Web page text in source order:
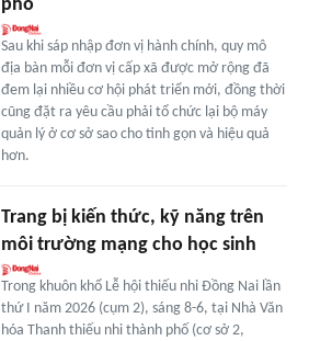
phố
Sau khi sáp nhập đơn vị hành chính, quy mô
địa bàn mỗi đơn vị cấp xã được mở rộng đã
đem lại nhiều cơ hội phát triển mới, đồng thời
cũng đặt ra yêu cầu phải tổ chức lại bộ máy
quản lý ở cơ sở sao cho tinh gọn và hiệu quả
hơn.
Trang bị kiến thức, kỹ năng trên
môi trường mạng cho học sinh
Trong khuôn khổ Lễ hội thiếu nhi Đồng Nai lần
thứ I năm 2026 (cụm 2), sáng 8-6, tại Nhà Văn
hóa Thanh thiếu nhi thành phố (cơ sở 2,